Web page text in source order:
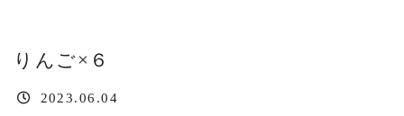
りんご×６
2023.06.04